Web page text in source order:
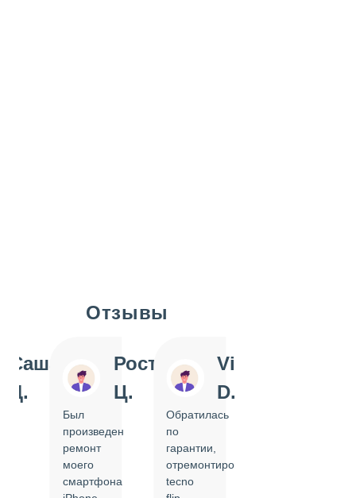
Отзывы
Саша
Д.
Ростислав
Ц.
Был
произведен
ремонт
моего
смартфона
Vi
D.
Обратилась
по
гарантии,
отремонтировать
tecno